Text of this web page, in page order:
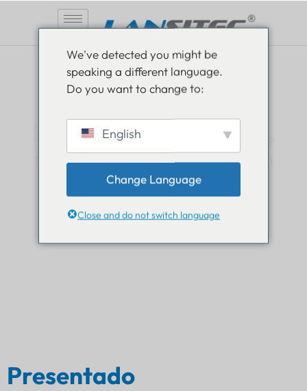
Manténgase informado,
manténgase informado
Lea todo sobre las novedades en el mundo de
Lansitec y manténgase un paso adelante.
Presentado
We've detected you might be
speaking a different language.
Do you want to change to:
English
Change Language
Close and do not switch language